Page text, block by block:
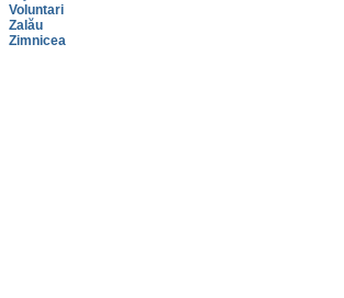
Voluntari
Zalău
Zimnicea